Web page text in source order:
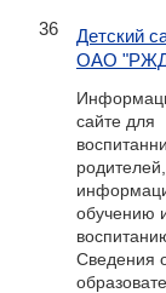
36
Детский
ОАО
сайте для
родителей,
обучению
Сведения